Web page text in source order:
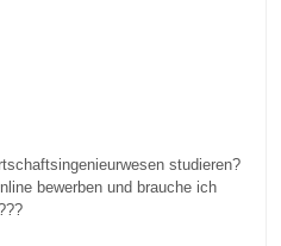
studieren?
bewerben und brauche ich